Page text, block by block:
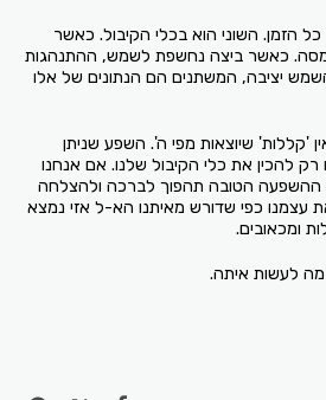
הזמן. השוני הוא בכלי הקיבול. כאשר
כאשר ביצה נחשפת לשמש, ההתנהגות
יציבה, המשתנים הם הנתונים של אלו
'קללות' שיוצאות מפי ה'. השפע שניתן
להכין את כלי הקיבול שלנו. אם אנחנו
ההשפעה הטובה תהפוך לברכה ולהצלחה
עצמנו כפי שדורש מאיתנו הא-ל אזי נמצא
ומכאובים.
לעשות איתה.